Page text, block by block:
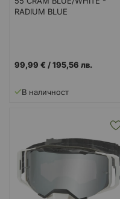
RADIUM BLUE
99,99 € /195,56 лв.
В наличност